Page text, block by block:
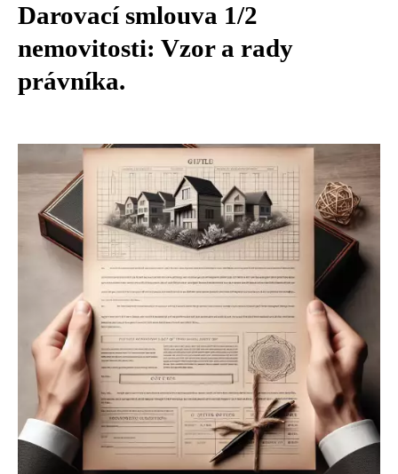
Darovací smlouva 1/2
nemovitosti: Vzor a rady
právníka.